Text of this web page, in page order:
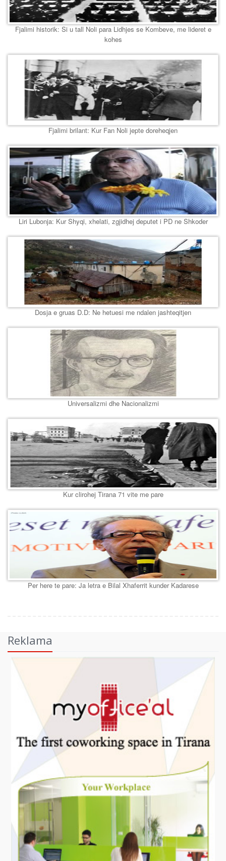
Fjalimi historik: Si u tall Noli para Lidhjes se Kombeve, me lideret e
kohes
Fjalimi brilant: Kur Fan Noli jepte doreheqjen
Liri Lubonja: Kur Shyqi, xhelati, zgjidhej deputet i PD ne Shkoder
Dosja e gruas D.D: Ne hetuesi me ndalen jashteqitjen
Universalizmi dhe Nacionalizmi
Kur clirohej Tirana 71 vite me pare
Per here te pare: Ja letra e Bilal Xhaferrit kunder Kadarese
Reklama